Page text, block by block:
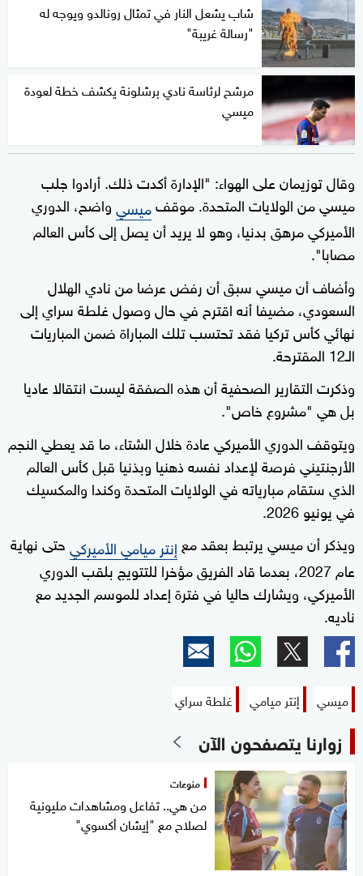
شاب يشعل النار في تمثال رونالدو ويوجه له
"رسالة غريبة"
مرشح لرئاسة نادي برشلونة يكشف خطة لعودة
ميسي
وقال توزيمان على الهواء: "الإدارة أكدت ذلك. أرادوا جلب
ميسي من الولايات المتحدة. موقفميسيواضح، الدوري
الأميركي مرهق بدنيا، وهو لا يريد أن يصل إلى كأس العالم
مصابا".
وأضاف أن ميسي سبق أن رفض عرضا من نادي الهلال
السعودي، مضيفا أنه اقترح في حال وصول غلطة سراي إلى
نهائي كأس تركيا فقد تحتسب تلك المباراة ضمن المباريات
الـ12 المقترحة.
وذكرت التقارير الصحفية أن هذه الصفقة ليست انتقالا عاديا
بل هي "مشروع خاص".
ويتوقف الدوري الأميركي عادة خلال الشتاء، ما قد يعطي النجم
الأرجنتيني فرصة لإعداد نفسه ذهنيا وبذنيا قبل كأس العالم
الذي ستقام مبارياته في الولايات المتحدة وكندا والمكسيك
في يونيو 2026.
ويذكر أن ميسي يرتبط بعقد معإنتر ميامي الأميركيحتى نهاية
عام 2027، بعدما قاد الفريق مؤخرا للتتويج بلقب الدوري
الأميركي، ويشارك حاليا في فترة إعداد للموسم الجديد مع
ناديه.
ميسي إنتر ميامي غلطة سراي
زوارنا يتصفحون الآن
منوعات
من هي.. تفاعل ومشاهدات مليونية
لصلاح مع "إيشان أكسوي"